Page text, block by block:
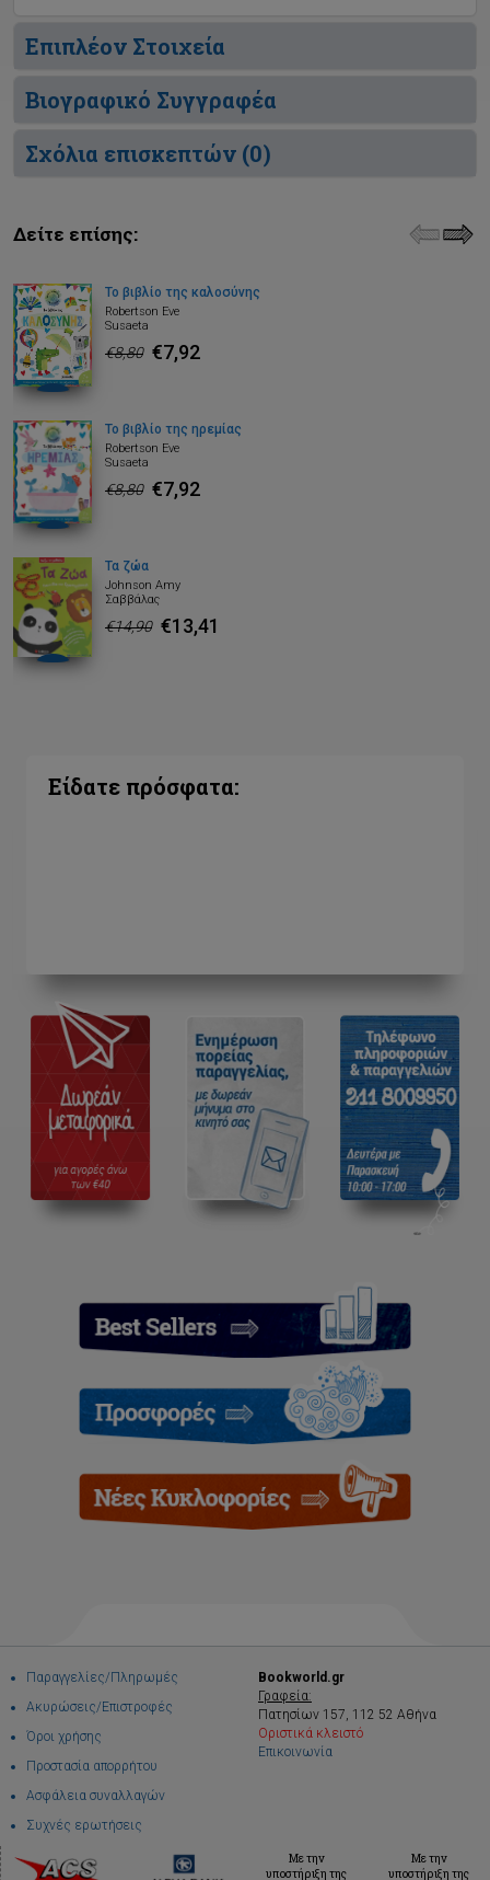
Επιπλέον Στοιχεία
Βιογραφικό Συγγραφέα
Σχόλια επισκεπτών (0)
Δείτε επίσης:
Το βιβλίο της καλοσύνης
Robertson Eve
Susaeta
€8,80 €7,92
Το βιβλίο της ηρεμίας
Robertson Eve
Susaeta
€8,80 €7,92
Τα ζώα
Johnson Amy
Σαββάλας
€14,90 €13,41
Είδατε πρόσφατα:
Παραγγελίες/Πληρωμές
Ακυρώσεις/Επιστροφές
Όροι χρήσης
Προστασία απορρήτου
Ασφάλεια συναλλαγών
Συχνές ερωτήσεις
Bookworld.gr
Γραφεία:
Πατησίων 157, 112 52 Αθήνα
Οριστικά κλειστό
Επικοινωνία
Με την
υποστήριξη της
Με την
υποστήριξη της